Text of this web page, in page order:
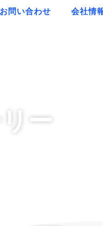
お問い合わせ 会社情
ー